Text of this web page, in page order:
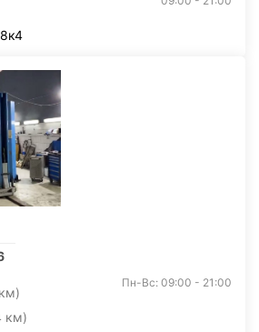
км)
Пн-Вс: 09:00 - 21:00